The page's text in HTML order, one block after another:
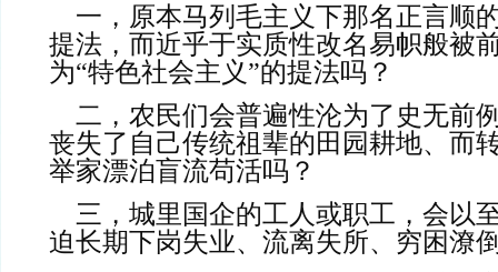
提法，而近乎于实质性改名易帜般被
为“特色社会主义”的提法吗？
丧失了自己传统祖辈的田园耕地、而
举家漂泊盲流苟活吗？
迫长期下岗失业、流离失所、穷困潦